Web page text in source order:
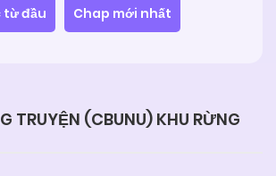
từ đầu Chap mới nhất
TRUYỆN (CBUNU) KHU RỪNG